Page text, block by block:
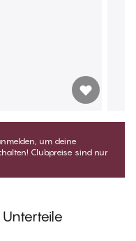
um deine
Clubpreise sind nur